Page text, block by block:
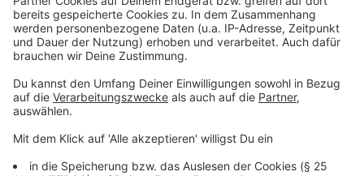
Lärmuntersuchung nichts geändert haben, sagt
Friedrich Jonas von der Interessensgemeinschaft
Schleswig-Holstein-Siedlung. Mit Blick auf das
Denn das habe die Sorgen der Leverkusener nicht
ernst genommen. Trotzdem will die IG weiter im Dialog
der Autobahn GmbH an. Auch der Oberbürgermeister
hätte im Dialog bleiben sollen, sagt die FDP